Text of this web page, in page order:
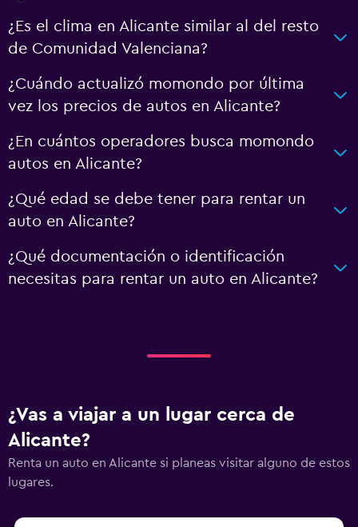
¿Es el clima en Alicante similar al del resto
de Comunidad Valenciana?
¿Cuándo actualizó momondo por última
vez los precios de autos en Alicante?
¿En cuántos operadores busca momondo
autos en Alicante?
¿Qué edad se debe tener para rentar un
auto en Alicante?
¿Qué documentación o identificación
necesitas para rentar un auto en Alicante?
¿Vas a viajar a un lugar cerca de
Alicante?
Renta un auto en Alicante si planeas visitar alguno de estos
lugares.